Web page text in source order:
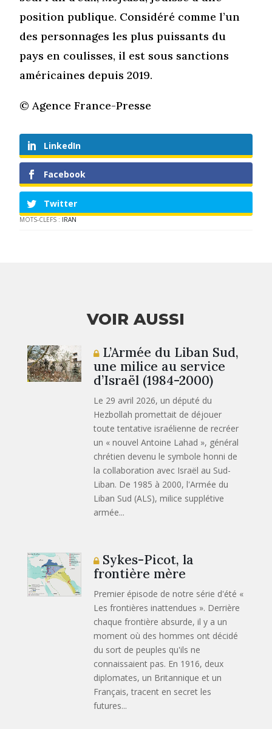
position publique. Considéré comme l’un
des personnages les plus puissants du
pays en coulisses, il est sous sanctions
américaines depuis 2019.
© Agence France-Presse
LinkedIn
Facebook
Twitter
MOTS-CLEFS : IRAN
VOIR AUSSI
L’Armée du Liban Sud,
une milice au service
d’Israël (1984-2000)
Le 29 avril 2026, un député du
Hezbollah promettait de déjouer
toute tentative israélienne de recréer
un « nouvel Antoine Lahad », général
chrétien devenu le symbole honni de
la collaboration avec Israël au Sud-
Liban. De 1985 à 2000, l'Armée du
Liban Sud (ALS), milice supplétive
armée...
Sykes-Picot, la
frontière mère
Premier épisode de notre série d'été «
Les frontières inattendues ». Derrière
chaque frontière absurde, il y a un
moment où des hommes ont décidé
du sort de peuples qu'ils ne
connaissaient pas. En 1916, deux
diplomates, un Britannique et un
Français, tracent en secret les
futures...